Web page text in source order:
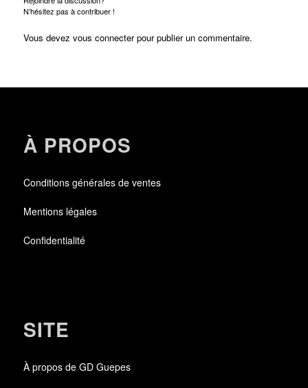
N’hésitez pas à contribuer !
Vous devez vous connecterpour publier un commentaire.
À PROPOS
Conditions générales de ventes
Mentions légales
Confidentialité
SITE
À propos de GD Guepes